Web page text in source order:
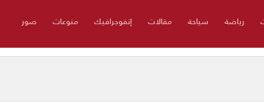
رياضة سياحة مقالات إنفوجرافيك منوعات صور